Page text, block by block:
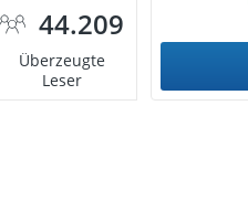
44.209
Überzeugte
Leser